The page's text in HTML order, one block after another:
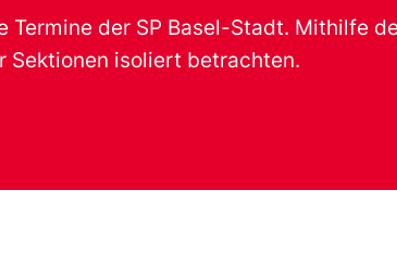
Termine der SP Basel-Stadt. Mithilfe
Sektionen isoliert betrachten.